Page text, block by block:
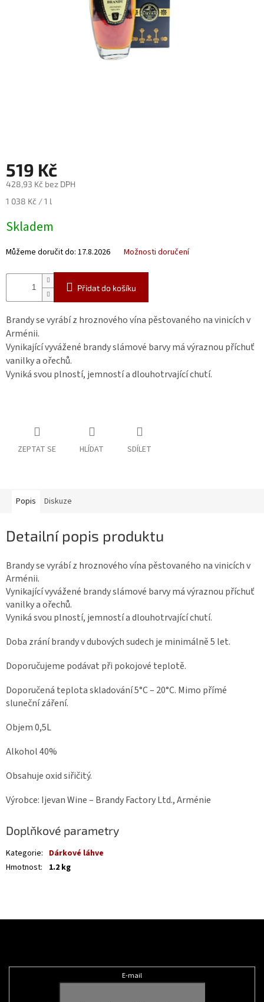
Přihlášení
519 Kč
428,93 Kč bez DPH
Měrná
1 038 Kč / 1 l
Skladem
Můžeme doručit do: 17.8.2026 Možnosti doručení
Přidat do košíku
Brandy se vyrábí z hroznového vína pěstovaného na vinicích v
Arménii.
Vynikající vyvážené brandy slámové barvy má výraznou příchuť
vanilky a ořechů.
Vyniká svou plností, jemností a dlouhotrvající chutí.
ZEPTAT SE HLÍDAT SDÍLET
Popis Diskuze
Detailní popis produktu
Brandy se vyrábí z hroznového vína pěstovaného na vinicích v
Arménii.
Vynikající vyvážené brandy slámové barvy má výraznou příchuť
vanilky a ořechů.
Vyniká svou plností, jemností a dlouhotrvající chutí.
Doba zrání brandy v dubových sudech je minimálně 5 let.
Doporučujeme podávat při pokojové teplotě.
Doporučená teplota skladování 5°C – 20°C. Mimo přímé
sluneční záření.
Objem 0,5L
Alkohol 40%
Obsahuje oxid siřičitý.
Výrobce: Ijevan Wine – Brandy Factory Ltd., Arménie
Doplňkové parametry
Kategorie: Dárkové láhve
Hmotnost: 1.2 kg
E-mail